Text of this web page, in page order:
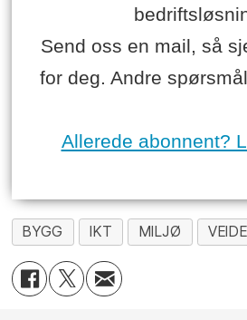
Send oss en mail, så
for deg. Andre
Allerede abonnent?
BYGG IKT MILJØ